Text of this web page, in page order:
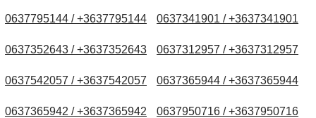
0637795144 / +3637795144 0637341901 / +3637341901
0637352643 / +3637352643 0637312957 / +3637312957
0637542057 / +3637542057 0637365944 / +3637365944
0637365942 / +3637365942 0637950716 / +3637950716